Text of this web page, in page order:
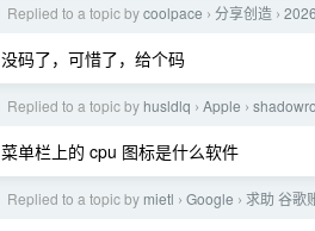
Replied to a topic bycoolpace › 分享创造 ›
没码了，可惜了，给个码
Replied to a topic by husldlq › Apple ›
菜单栏上的 cpu 图标是什么软件
Replied to a topic by mietl › Google › 求助 谷歌